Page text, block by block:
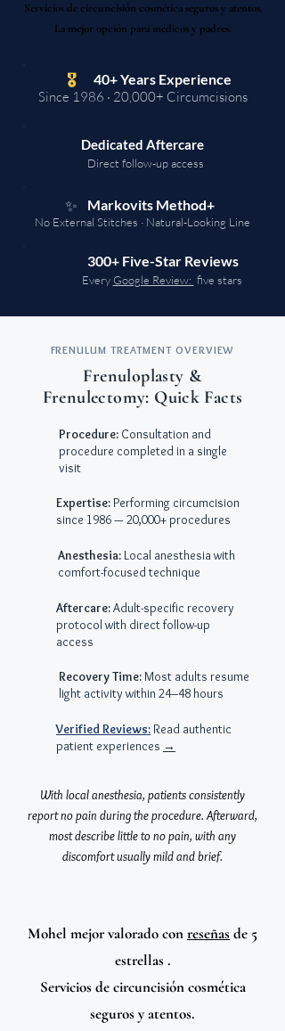
Servicios de circuncisión cosmética seguros y atentos.
La mejor opción para médicos y padres.
🎖
40+ Years Experience
Since 1986 · 20,000+ Circumcisions
Dedicated Aftercare
Direct follow-up access
✨ Markovits Method+
No External Stitches · Natural-Looking Line
300+ Five-Star Reviews
EveryGoogle Review: five stars
FRENULUM TREATMENT OVERVIEW
Frenuloplasty &
Frenulectomy: Quick Facts
Procedure: Consultation and
procedure completed in a single
visit
Expertise: Performing circumcision
since 1986 — 20,000+ procedures
Anesthesia: Local anesthesia with
comfort-focused technique
Aftercare:Adult-specific recovery
protocol with direct follow-up
access
Recovery Time:Most adults resume
light activity within 24–48 hours
Verified Reviews: Read authentic
patient experiences →
With local anesthesia, patients consistently
report no pain during the procedure. Afterward,
most describe little to no pain, with any
discomfort usually mild and brief.
Mohel mejor valorado conreseñas de 5
estrellas .
Servicios de circuncisión cosmética
seguros y atentos.